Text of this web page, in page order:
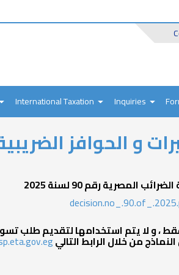
International Taxation Inquiries
و الحوافز
المصرية رقم 90 لسنة 2025
، و لا يتم استخدامها لتقديم طلب
من خلال الرابط التالي